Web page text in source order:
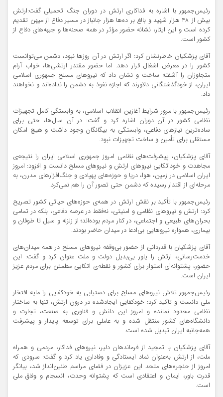
رئیس‌جمهور با اشاره به فداکاری ارتش در دوران جنگ تحمیلی گفت:ارتش
بیش از ۴۸ هزار شهید و بالغ بر ده‌ها هزار جانباز در مسیر دفاع از میهن تقدیم
کرده است و این ایثار، نشانه حضور مؤثر در همه صحنه‌ها و جبهه‌های دفاع از
کشور است.
آقای پزشکیان خاطرنشان کرد: اگر ارتش در آن روز‌ها نبود، دشمن می‌توانست
کشور را در معرض اشغال قرار دهد. اما حضور مقتدر ارتشی‌ها، خواب آرام
متجاوزان را آشفته ساخت و نشان داد که نیرو‌های مسلح جمهوری اسلامی
ایران، از خودگذشتگانی دلاورند که اجازه نفوذ به دشمن را نداده‌اند و نخواهند
داد.
رئیس‌جمهور با مرور شرایط آغازین انقلاب اسلامی، به وابستگی کامل تجهیزات
نظامی کشور در آن دوران اشاره کرد و گفت: در آن سال‌ها، حتی برای
ساده‌ترین نیاز‌های دفاعی، وابستگی به بیگانگان وجود داشت و هیچ امکان
مستقلی برای تأمین و ساخت تجهیزات نبود.
آقای پزشکیان، پیشرفت‌های نظامی امروز جمهوری اسلامی ایران را نتیجه‌ی
مجاهدت و خوداتکایی نیرو‌های ارتش و نیرو‌های مسلح دانست و افزود: امروز
ایران اسلامی در زمین، هوا، دریا و حوزه‌های پهپادی و جنگ‌افزار‌های مدرن، به
مرحله‌ای از اقتدار رسیده که دشمن حتی تصور آن را هم نمی‌کرد.
رئیس‌جمهور با تأکید بر نقش ارتش در همه‌ی حوزه‌های حیاتی کشور تصریح
کرد: ارتش و نیرو‌های نظامی و امنیتی، نه‌فقط در عرصه دفاعی، بلکه در تمامی
بحران‌های طبیعی و اجتماعی، در کنار مردم بوده‌اند؛ از زلزله و سیل تا طوفان و
بیماری، همواره نیرو‌هایی بی‌ادعا در میدان حاضر بودند.
آقای پزشکیان با قدردانی از حضور بی‌وقفه نیرو‌های مسلح در همه میدان‌های
خدمت‌رسانی، ارتش را یاور بی‌بدیل دولت و ملت عنوان کرد و گفت: این
حضور، پشتوانه‌ای استوار برای کشور و نقطه‌ی اتکایی مطمئن برای مردم عزیز
ایران است.
رئیس‌جمهور تلاش نیرو‌های مسلح برای دستیابی به خودکفایی را مایه افتخار
ملی دانست و تأکید کرد: خودکفایی ایجادشده در درون ارتش، تنها به ساختار
نظامی محدود نمانده و امروز این دانش و فناوری به صنعت، تجارت و
دانشگاه‌های کشور منتقل شده و به عاملی برای توسعه پایدار و پیشرفت
همه‌جانبه ایران تبدیل شده است.
آقای پزشکیان با تمجید از فرماندهان دلیر، نیرو‌های فداکار، مردمی و همراه
ملت، از ارتش به‌عنوان نماد ایستادگی و وفاداری یاد کرد و گفت: سرودی که
امروز از حنجره‌های متحد این عزیزان در فضای مراسم طنین‌انداز شد، بیانگر
قدرت باور، ایمان و اعتقادی است که پشتوانه وحدت، انسجام و وفاق ملی
است.